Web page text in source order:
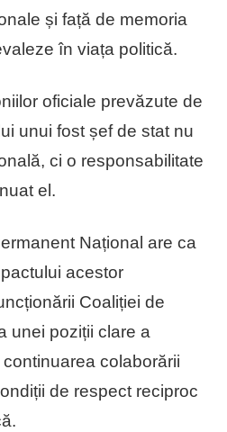
și față de memoria
în viața politică.
oficiale prevăzute de
unui fost șef de stat nu
ci o responsabilitate
el.
Național are ca
acestor
Coaliției de
unei poziții clare a
colaborării
de respect reciproc